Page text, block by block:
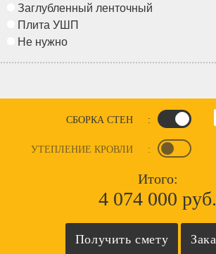
Заглубленный ленточный
Плита УШП
Не нужно
СБОРКА СТЕН :
УТЕПЛЕНИЕ КРОВЛИ :
Итого:
4 074 000 руб.